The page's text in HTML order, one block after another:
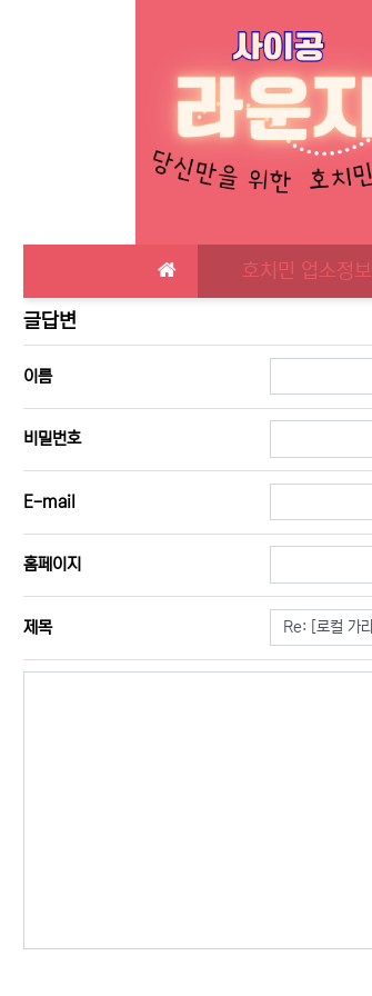
호치민 업소정보
호치민 로컬가라오케 글답변
글답변
이름필수
비밀번호필수
E-mail
홈페이지
제목필수